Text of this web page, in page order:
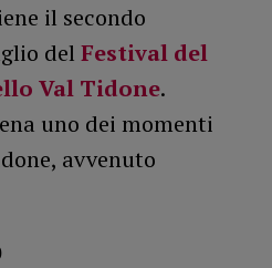
il secondo
del Festival del
Val Tidone.
uno dei momenti
avvenuto